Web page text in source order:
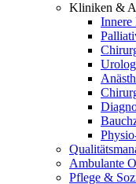
Kliniken &
Innere
Ambulante
Pflege &